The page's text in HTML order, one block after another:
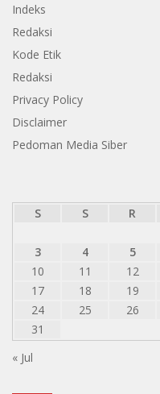
Indeks
Redaksi
Kode Etik
Redaksi
Privacy Policy
Disclaimer
Pedoman Media Siber
S
S R
3
4 5
10
11 12
17
18 19
24
25 26
31
« Jul